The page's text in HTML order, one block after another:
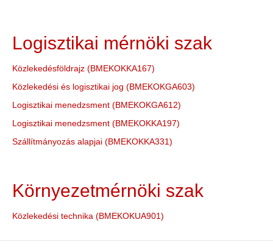
Logisztikai mérnöki szak
Közlekedésföldrajz (BMEKOKKA167)
Közlekedési és logisztikai jog (BMEKOKGA603)
Logisztikai menedzsment (BMEKOKGA612)
Logisztikai menedzsment (BMEKOKKA197)
Szállítmányozás alapjai (BMEKOKKA331)
Környezetmérnöki szak
Közlekedési technika (BMEKOKUA901)